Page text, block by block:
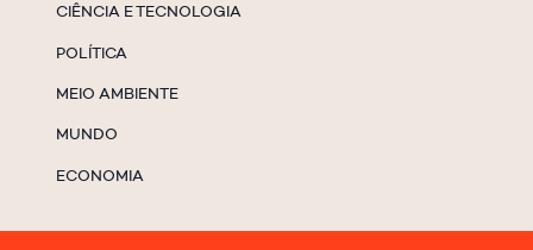
CIÊNCIA E TECNOLOGIA
POLÍTICA
MEIO AMBIENTE
MUNDO
ECONOMIA